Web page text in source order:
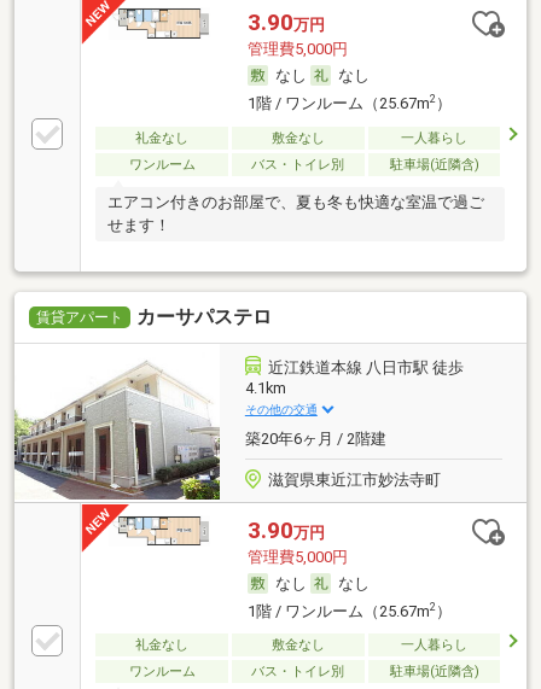
3.90万円
管理費5,000円
なし
なし
1階 / ワンルーム（25.67m2）
礼金なし 敷金なし
一人暮らし
ワンルーム
バス・トイレ別 駐車場(近隣含)
エアコン付きのお部屋で、夏も冬も快適な室温で過ご
せます！
賃貸アパート カーサパステロ
近江鉄道本線 八日市駅 徒歩
4.1km
その他の交通
築20年6ヶ月 / 2階建
滋賀県東近江市妙法寺町
3.90万円
管理費5,000円
なし
なし
1階 / ワンルーム（25.67m2）
礼金なし 敷金なし
一人暮らし
ワンルーム
バス・トイレ別 駐車場(近隣含)